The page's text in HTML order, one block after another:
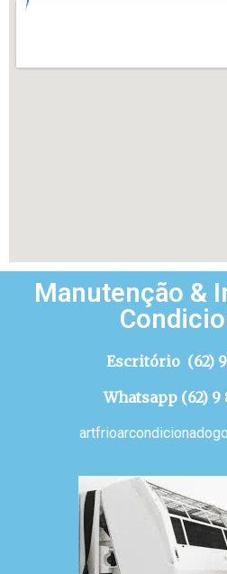
Manutenção &
Escritório (62)
Whatsapp (62) 9